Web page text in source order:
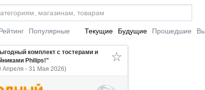
Популярные Текущие Будущие Прошедшие
комплект с тостерами и
Philips!"
Апреля - 31 Мая 2026)